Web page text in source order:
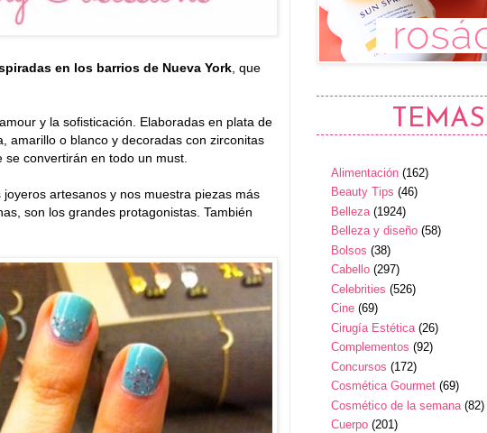
en los barrios de Nueva York, que
y la sofisticación. Elaboradas en plata de
amarillo o blanco y decoradas con zirconitas
se convertirán en todo un must.
artesanos y nos muestra piezas más
son los grandes protagonistas. También
TEMAS
Alimentación (162)
Beauty Tips (46)
Belleza (1924)
Belleza y diseño (58)
Bolsos (38)
Cabello (297)
Celebrities (526)
Cine (69)
Cirugía Estética (26)
Complementos (92)
Concursos (172)
Cosmética Gourmet (69)
Cosmético de la semana (82)
Cuerpo (201)